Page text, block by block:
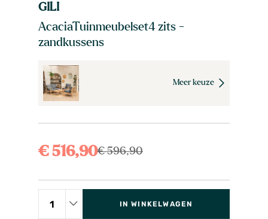
GILI
AcaciaTuinmeubelset4 zits -
zandkussens
Meer keuze
€ 516,90€ 596,90
IN WINKELWAGEN